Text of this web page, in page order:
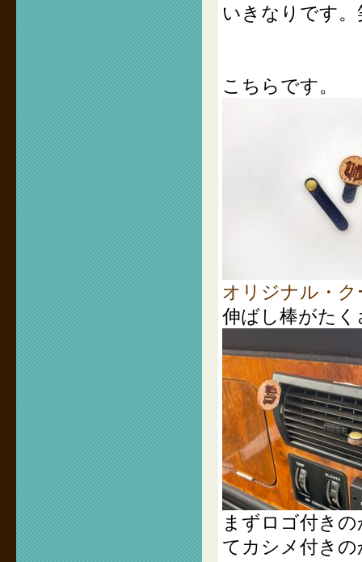
いきなりです。
こちらです。
オリジナル・
伸ばし棒がた
まずロゴ付き
てカシメ付き